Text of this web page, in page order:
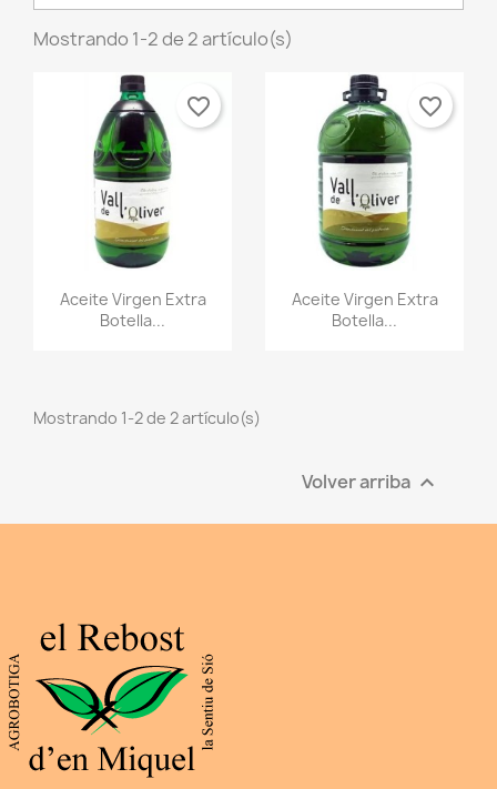
Mostrando 1-2 de 2 artículo(s)
Vista rápida
Aceite Virgen Extra
Botella...
favorite_border
Vista rápida
Aceite Virgen Extra
Botella...
favorite_border
Mostrando 1-2 de 2 artículo(s)
Volver arriba 